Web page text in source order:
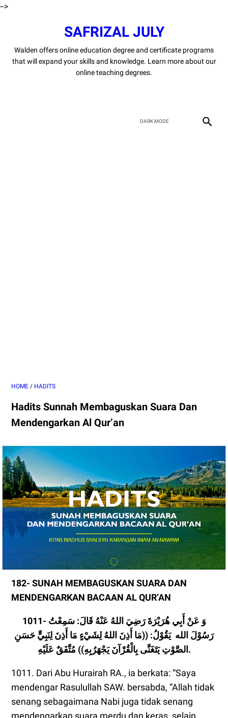
-->
SAFRIZAL JULY
Walden offers online education degree and certificate programs
that will expand your skills and knowledge. Learn more about our
online teaching degrees.
HOME / HADITS
Hadits Sunnah Membaguskan Suara Dan
Mendengarkan Al Qur’an
182- SUNAH MEMBAGUSKAN SUARA DAN
MENDENGARKAN BACAAN AL QUR’AN
1011- وَ عَنْ أَبِي هُرَيْرَةَ رَضِيَ اللهُ عَنْهُ قَالَ: سَمِعْتُ
رَسُوْلَ الله يَقُوْلُ: ((مَا أَذِنَ اللهُ لِشَيْءٍ مَا أَذِنَ لِنَبِيٍّ حَسَنِ
الصَّوْتِ يَتَغَنَّى بِالْقُرْْآنَ يَجْهَرُبِهِ)) مُتَّفَقٌ عَلَيْهِ.
1011. Dari Abu Hurairah RA., ia berkata: “Saya
mendengar Rasulullah SAW. bersabda, “Allah tidak
senang sebagaimana Nabi juga tidak senang
mendengarkan suara merdu dan keras, selain